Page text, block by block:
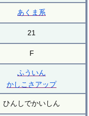
あくま系
21
F
ふういん
かしこさアップ
ひんしでかいしん